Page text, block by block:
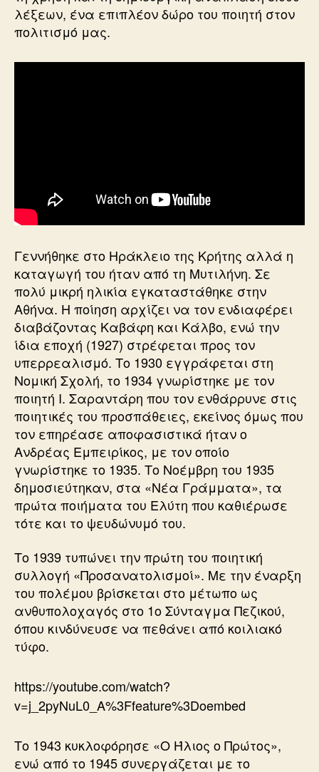
λέξεων, ένα επιπλέον δώρο του ποιητή στον
πολιτισμό μας.
Γεννήθηκε στο Ηράκλειο της Κρήτης αλλά η
καταγωγή του ήταν από τη Μυτιλήνη. Σε
πολύ μικρή ηλικία εγκαταστάθηκε στην
Αθήνα. Η ποίηση αρχίζει να τον ενδιαφέρει
διαβάζοντας Καβάφη και Κάλβο, ενώ την
ίδια εποχή (1927) στρέφεται προς τον
υπερρεαλισμό. Το 1930 εγγράφεται στη
Νομική Σχολή, το 1934 γνωρίστηκε με τον
ποιητή Ι. Σαραντάρη που τον ενθάρρυνε στις
ποιητικές του προσπάθειες, εκείνος όμως που
τον επηρέασε αποφασιστικά ήταν ο
Ανδρέας Εμπειρίκος, με τον οποίο
γνωρίστηκε το 1935. Το Νοέμβρη του 1935
δημοσιεύτηκαν, στα «Νέα Γράμματα», τα
πρώτα ποιήματα του Ελύτη που καθιέρωσε
τότε και το ψευδώνυμό του.
Το 1939 τυπώνει την πρώτη του ποιητική
συλλογή «Προσανατολισμοί». Με την έναρξη
του πολέμου βρίσκεται στο μέτωπο ως
ανθυπολοχαγός στο 1ο Σύνταγμα Πεζικού,
όπου κινδύνευσε να πεθάνει από κοιλιακό
τύφο.
https://youtube.com/watch?
v=j_2pyNuL0_A%3Ffeature%3Doembed
Το 1943 κυκλοφόρησε «Ο Ήλιος ο Πρώτος»,
ενώ από το 1945 συνεργάζεται με το